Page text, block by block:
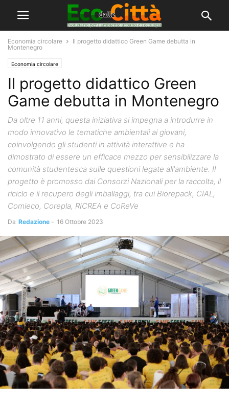
Economia circolare
Il progetto didattico Green Game debutta in
Montenegro
Economia circolare
Il progetto didattico Green
Game debutta in Montenegro
Da oltre 11 anni, questa iniziativa si impegna a introdurre in
modo innovativo le tematiche ambientali ai giovani,
coinvolgendo gli studenti in attività interattive e ha
dimostrato di essere un efficace mezzo per sensibilizzare la
comunità studentesca sulle questioni legate all'ambiente. Il
progetto è promosso dai Consorzi Nazionali per la raccolta, il
riciclo e il recupero degli imballaggi, tra cui Biorepack, CIAL,
Comieco, Corepla, RICREA e CoReVe
Da Redazione - 16 Ottobre 2023